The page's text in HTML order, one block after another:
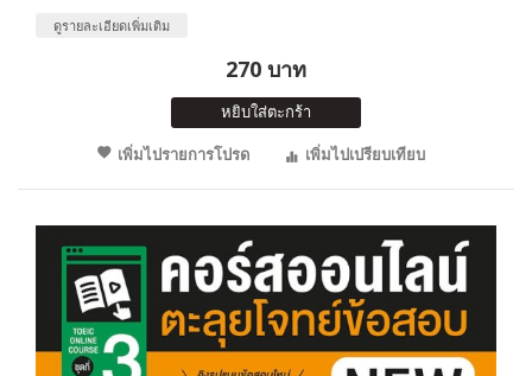
ดูรายละเอียดเพิ่มเติม
270 บาท
หยิบใส่ตะกร้า
เพิ่มไปรายการโปรด
เพิ่มไปเปรียบเทียบ